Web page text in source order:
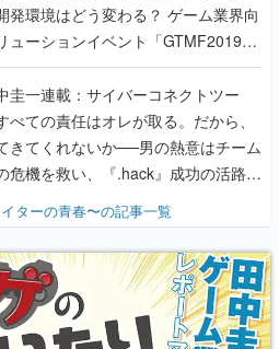
発環境はどう変わる？ ゲーム業界向
ューションイベント「GTMF2019」
て、より理解を深めよう【PR】
圭一連載：サイバーコネクトツー
べての責任はオレが取る。だから、
きてくれないか──男の熱意はチーム
危機を救い、『.hack』成功の活路を
ジャンプ』色だった【若ゲのいた
ターの青春〜の記事一覧